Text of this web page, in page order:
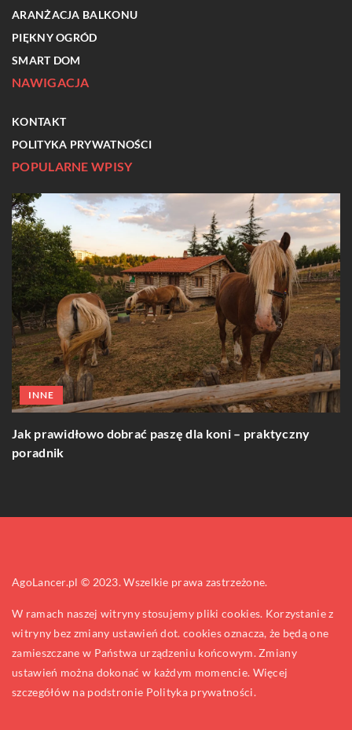
ARANŻACJA BALKONU
PIĘKNY OGRÓD
SMART DOM
NAWIGACJA
KONTAKT
POLITYKA PRYWATNOŚCI
POPULARNE WPISY
INNE
Jak prawidłowo dobrać paszę dla koni – praktyczny
poradnik
AgoLancer.pl © 2023. Wszelkie prawa zastrzeżone.
W ramach naszej witryny stosujemy pliki cookies. Korzystanie z
witryny bez zmiany ustawień dot. cookies oznacza, że będą one
zamieszczane w Państwa urządzeniu końcowym. Zmiany
ustawień można dokonać w każdym momencie. Więcej
szczegółów na podstronie Polityka prywatności.